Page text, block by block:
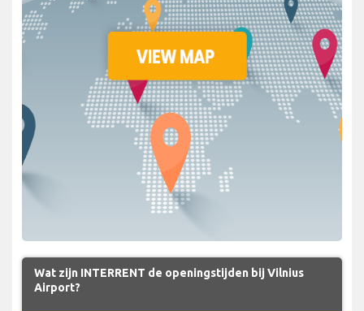
Wat zijn INTERRENT de openingstijden bij Vilnius
Airport?